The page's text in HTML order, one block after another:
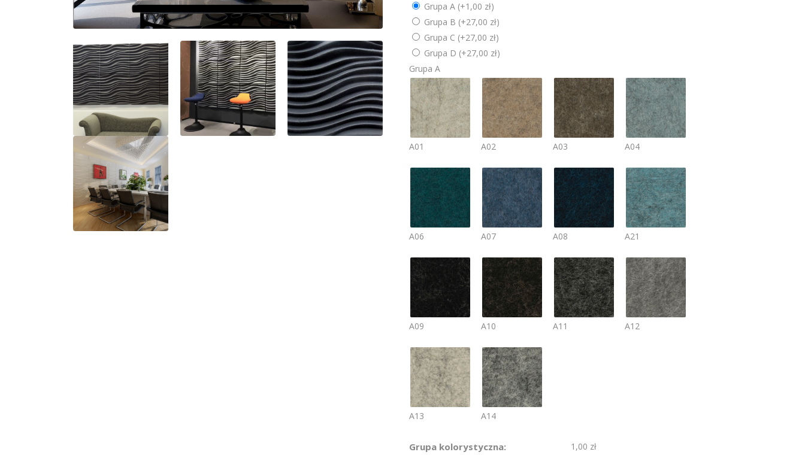
Grupa A (+1,00 zł)
Grupa B (+27,00 zł)
Grupa C (+27,00 zł)
Grupa D (+27,00 zł)
Grupa A
A01 A02 A03 A04
A06 A07 A08 A21
A09 A10 A11 A12
A13 A14
Grupa kolorystyczna: 1,00 zł